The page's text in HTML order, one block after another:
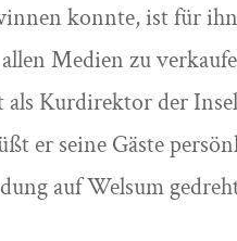
konnte, ist für
Medien zu
Kurdirektor der
er seine Gäste
auf Welsum